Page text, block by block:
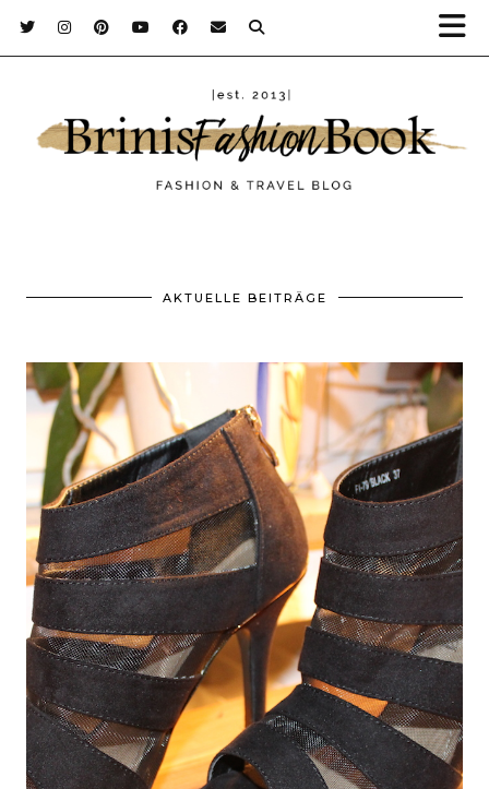
AKTUELLE BEITRÄGE